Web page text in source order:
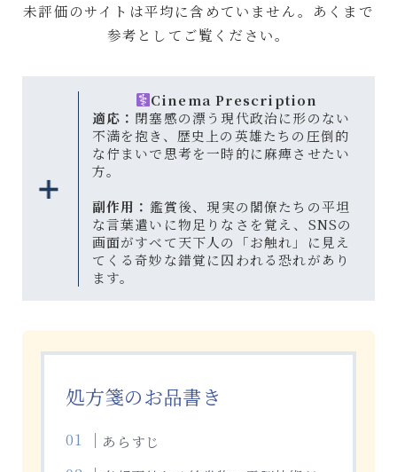
未評価のサイトは平均に含めていません。あくまで
参考としてご覧ください。
Cinema Prescription
適応： 閉塞感の漂う現代政治に形のない
不満を抱き、歴史上の英雄たちの圧倒的
な佇まいで思考を一時的に麻痺させたい
方。
副作用： 鑑賞後、現実の閣僚たちの平坦
な言葉遣いに物足りなさを覚え、SNSの
画面がすべて天下人の「お触れ」に見え
てくる奇妙な錯覚に囚われる恐れがあり
ます。
処方箋のお品書き
あらすじ